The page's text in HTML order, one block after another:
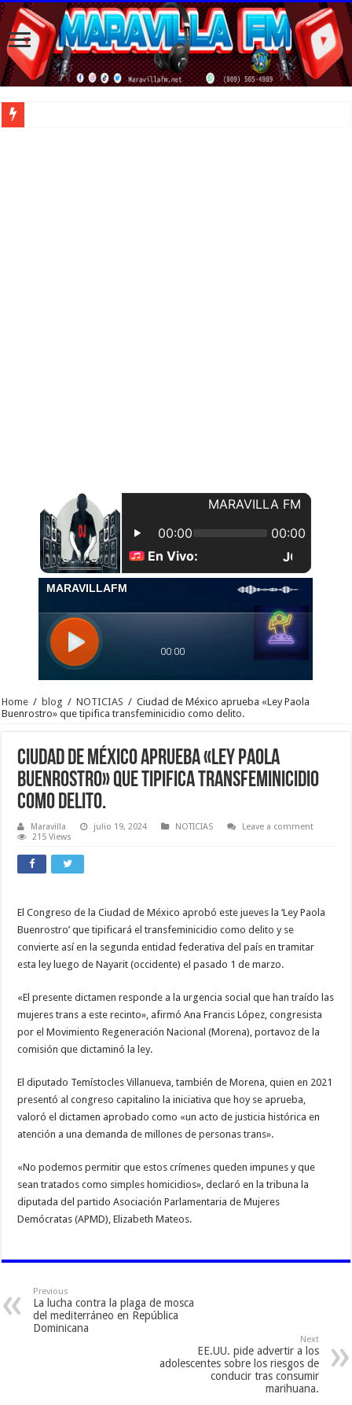
Home / blog / NOTICIAS / Ciudad de México aprueba «Ley Paola
Buenrostro» que tipifica transfeminicidio como delito.
Ciudad de México aprueba «Ley Paola
Buenrostro» que tipifica transfeminicidio
como delito.
Maravilla julio 19, 2024 NOTICIAS
Leave a comment
215 Views
El Congreso de la Ciudad de México aprobó este jueves la ‘Ley Paola
Buenrostro’ que tipificará el transfeminicidio como delito y se
convierte así en la segunda entidad federativa del país en tramitar
esta ley luego de Nayarit (occidente) el pasado 1 de marzo.
«El presente dictamen responde a la urgencia social que han traído las
mujeres trans a este recinto», afirmó Ana Francis López, congresista
por el Movimiento Regeneración Nacional (Morena), portavoz de la
comisión que dictaminó la ley.
El diputado Temístocles Villanueva, también de Morena, quien en 2021
presentó al congreso capitalino la iniciativa que hoy se aprueba,
valoró el dictamen aprobado como «un acto de justicia histórica en
atención a una demanda de millones de personas trans».
«No podemos permitir que estos crímenes queden impunes y que
sean tratados como simples homicidios», declaró en la tribuna la
diputada del partido Asociación Parlamentaria de Mujeres
Demócratas (APMD), Elizabeth Mateos.
Previous
La lucha contra la plaga de mosca
del mediterráneo en República
Dominicana
Next
EE.UU. pide advertir a los
adolescentes sobre los riesgos de
conducir tras consumir
marihuana.